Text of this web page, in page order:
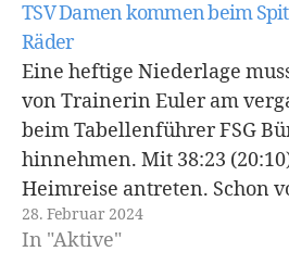
TSV Damen kommen beim
Räder
Eine heftige Niederlage
von Trainerin Euler am
beim Tabellenführer FSG
hinnehmen. Mit 38:23
Heimreise antreten. Schon
wusste man, dass hier nur
überdurchschnittlich guten
28. Februar 2024
In "Aktive"